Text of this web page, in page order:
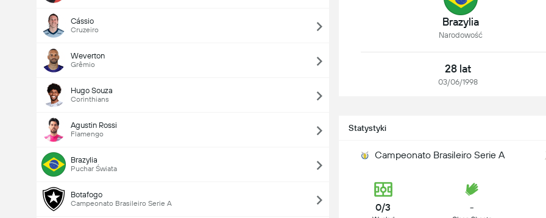
Cássio
Cruzeiro
Weverton
Grêmio
Hugo Souza
Corinthians
Agustin Rossi
Flamengo
Brazylia
Puchar Świata
Botafogo
Campeonato Brasileiro Serie A
Brazylia
Narodowość
28 lat
03/06/1998
Statystyki
Campeonato Brasileiro Serie A
0/3 -